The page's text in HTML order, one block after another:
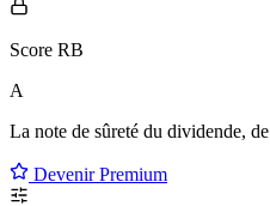
Score RB
A
La note de sûreté du dividende, de
Devenir Premium